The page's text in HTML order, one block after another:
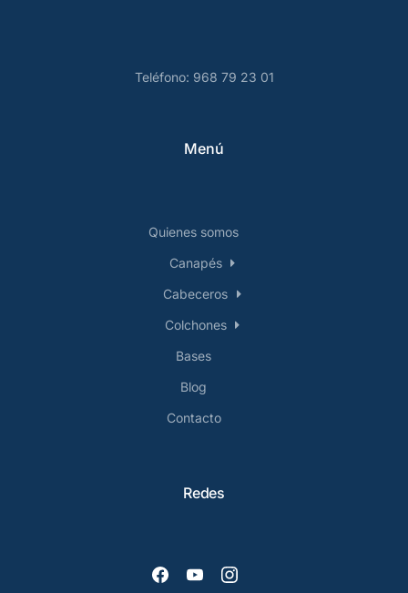
Teléfono: 968 79 23 01
Menú
Quienes somos
Canapés
Cabeceros
Colchones
Bases
Blog
Contacto
Redes